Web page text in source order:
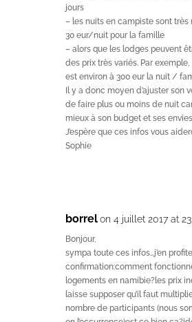
jours
– les nuits en campiste sont très
30 eur/nuit pour la famille
– alors que les lodges peuvent
des prix très variés. Par
est environ à 300 eur la nuit /
Il y a donc moyen d’ajuster son
de faire plus ou moins de nuit
mieux à son budget et ses
J’espère que ces infos vous
Sophie
borrel on 4 juillet 2017 at
Bonjour,
sympa toute ces infos…j’en
confirmation:comment
logements en namibie?les prix
laisse supposer qu’il faut
nombre de participants (nous